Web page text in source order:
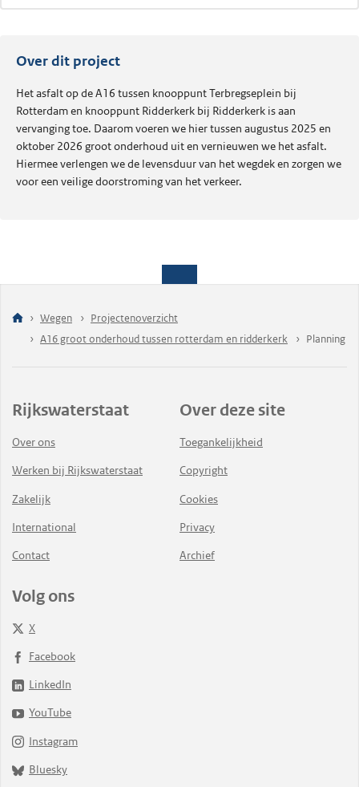
Over dit project
Het asfalt op de A16 tussen knooppunt Terbregseplein bij
Rotterdam en knooppunt Ridderkerk bij Ridderkerk is aan
vervanging toe. Daarom voeren we hier tussen augustus 2025 en
oktober 2026 groot onderhoud uit en vernieuwen we het asfalt.
Hiermee verlengen we de levensduur van het wegdek en zorgen we
voor een veilige doorstroming van het verkeer.
Wegen
Projectenoverzicht
A16 groot onderhoud tussen rotterdam en ridderkerk
Planning
Rijkswaterstaat
Over ons
Werken bij Rijkswaterstaat
Zakelijk
International
Contact
Over deze site
Toegankelijkheid
Copyright
Cookies
Privacy
Archief
Volg ons
X
Facebook
LinkedIn
YouTube
Instagram
Bluesky